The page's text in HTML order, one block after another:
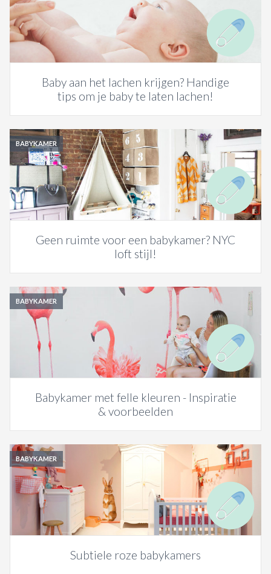
Baby aan het lachen krijgen? Handige
tips om je baby te laten lachen!
BABYKAMER
Geen ruimte voor een babykamer? NYC
loft stijl!
BABYKAMER
Babykamer met felle kleuren - Inspiratie
& voorbeelden
BABYKAMER
Subtiele roze babykamers